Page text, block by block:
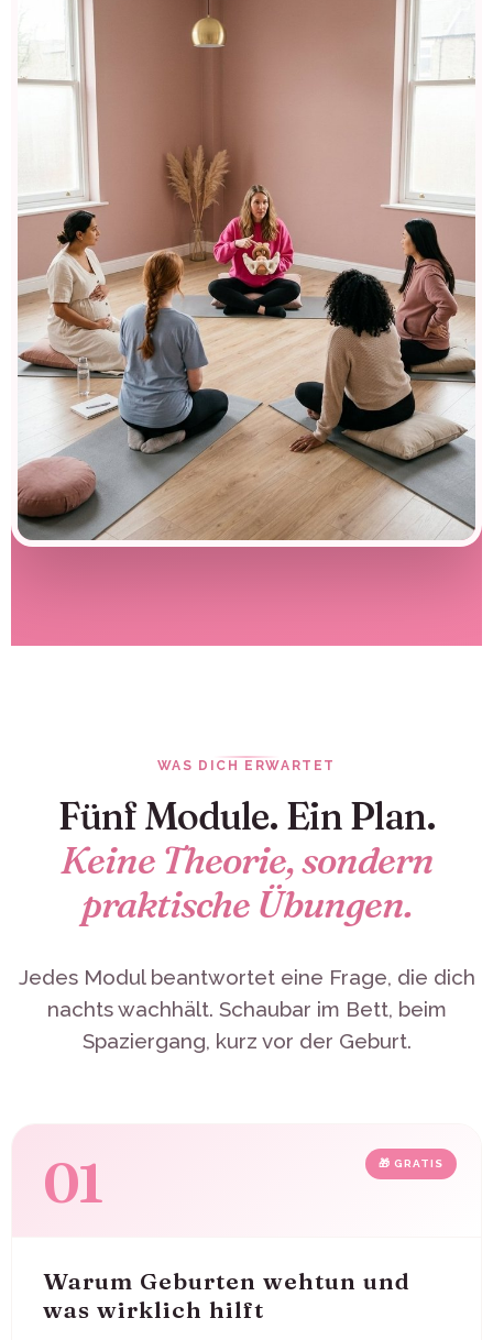
WAS DICH ERWARTET
Fünf Module. Ein Plan.
Keine Theorie, sondern
praktische Übungen.
Jedes Modul beantwortet eine Frage, die dich
nachts wachhält. Schaubar im Bett, beim
Spaziergang, kurz vor der Geburt.
01 🎁 GRATIS
Warum Geburten wehtun und
was wirklich hilft